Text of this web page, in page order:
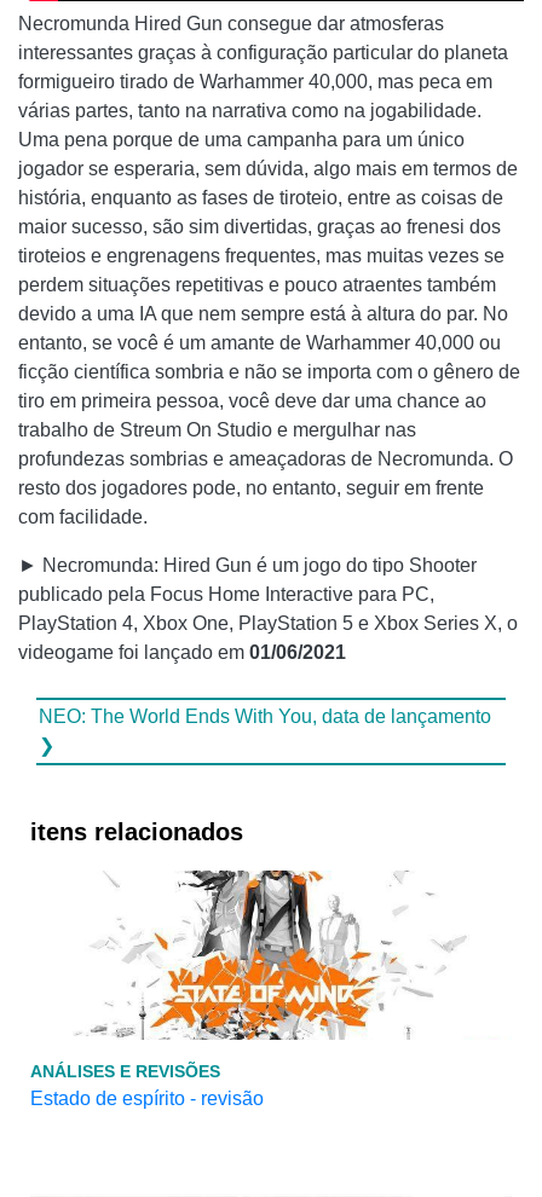
Necromunda Hired Gun consegue dar atmosferas
interessantes graças à configuração particular do planeta
formigueiro tirado de Warhammer 40,000, mas peca em
várias partes, tanto na narrativa como na jogabilidade.
Uma pena porque de uma campanha para um único
jogador se esperaria, sem dúvida, algo mais em termos de
história, enquanto as fases de tiroteio, entre as coisas de
maior sucesso, são sim divertidas, graças ao frenesi dos
tiroteios e engrenagens frequentes, mas muitas vezes se
perdem situações repetitivas e pouco atraentes também
devido a uma IA que nem sempre está à altura do par. No
entanto, se você é um amante de Warhammer 40,000 ou
ficção científica sombria e não se importa com o gênero de
tiro em primeira pessoa, você deve dar uma chance ao
trabalho de Streum On Studio e mergulhar nas
profundezas sombrias e ameaçadoras de Necromunda. O
resto dos jogadores pode, no entanto, seguir em frente
com facilidade.
► Necromunda: Hired Gun é um jogo do tipo Shooter
publicado pela Focus Home Interactive para PC,
PlayStation 4, Xbox One, PlayStation 5 e Xbox Series X, o
videogame foi lançado em 01/06/2021
NEO: The World Ends With You, data de lançamento
❯
itens relacionados
ANÁLISES E REVISÕES
Estado de espírito - revisão